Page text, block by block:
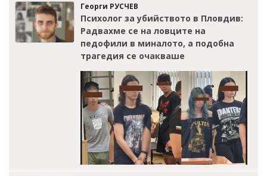
Георги РУСЧЕВ
Психолог за убийството в Пловдив:
Радвахме се на ловците на
педофили в миналото, а подобна
трагедия се очакваше